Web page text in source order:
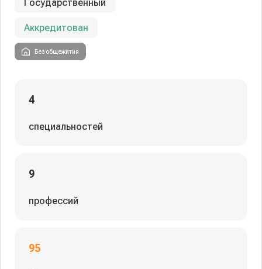
Государственный
Аккредитован
Без общежития
4
специальностей
9
профессий
95